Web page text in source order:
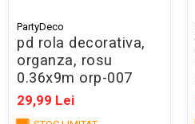
PartyDeco
pd rola decorativa,
organza, rosu
0.36x9m orp-007
29,99 Lei